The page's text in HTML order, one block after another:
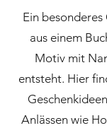
Ein besonderes
aus einem
Motiv mit
entsteht. Hier
Anlässen wie